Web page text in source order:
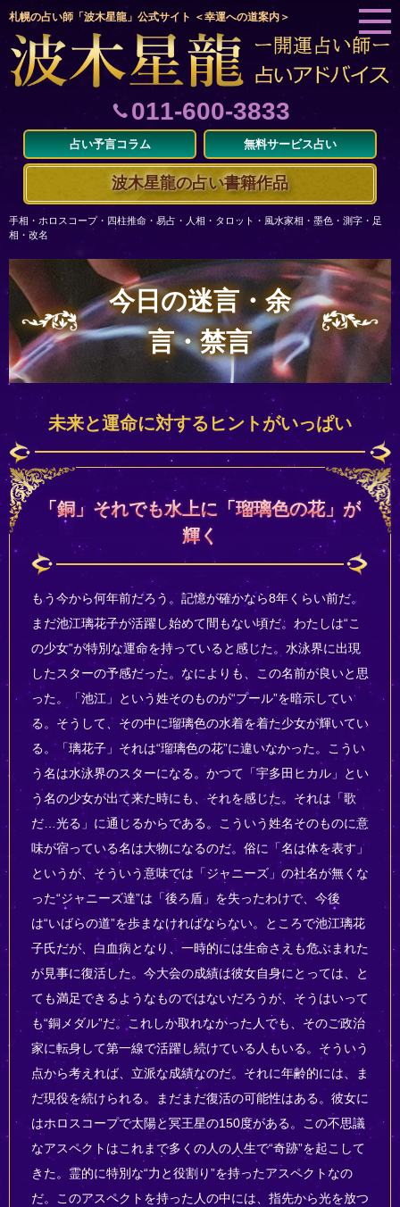
札幌の占い師「波木星龍」公式サイト ＜幸運への道案内＞
011-600-3833
占い予言コラム 無料サービス占い
波木星龍の占い書籍作品
手相・ホロスコープ・四柱推命・易占・人相・タロット・風水家相・墨色・測字・足
相・改名
今日の迷言・余
言・禁言
未来と運命に対するヒントがいっぱい
「銅」それでも水上に「瑠璃色の花」が
輝く
もう今から何年前だろう。記憶が確かなら8年くらい前だ。
まだ池江璃花子が活躍し始めて間もない頃だ。わたしは“こ
の少女”が特別な運命を持っていると感じた。水泳界に出現
したスターの予感だった。なによりも、この名前が良いと思
った。「池江」という姓そのものが“プール”を暗示してい
る。そうして、その中に瑠璃色の水着を着た少女が輝いてい
る。「璃花子」それは“瑠璃色の花”に違いなかった。こうい
う名は水泳界のスターになる。かつて「宇多田ヒカル」とい
う名の少女が出て来た時にも、それを感じた。それは「歌
だ…光る」に通じるからである。こういう姓名そのものに意
味が宿っている名は大物になるのだ。俗に「名は体を表す」
というが、そういう意味では「ジャニーズ」の社名が無くな
った“ジャニーズ達”は「後ろ盾」を失ったわけで、今後
は“いばらの道”を歩まなければならない。ところで池江璃花
子氏だが、白血病となり、一時的には生命さえも危ぶまれた
が見事に復活した。今大会の成績は彼女自身にとっては、と
ても満足できるようなものではないだろうが、そうはいって
も“銅メダル”だ。これしか取れなかった人でも、そのご政治
家に転身して第一線で活躍し続けている人もいる。そういう
点から考えれば、立派な成績なのだ。それに年齢的には、ま
だ現役を続けられる。まだまだ復活の可能性はある。彼女に
はホロスコープで太陽と冥王星の150度がある。この不思議
なアスペクトはこれまで多くの人の人生で“奇跡”を起こして
きた。霊的に特別な“力と役割り”を持ったアスペクトなの
だ。このアスペクトを持った人の中には、指先から光を放つ